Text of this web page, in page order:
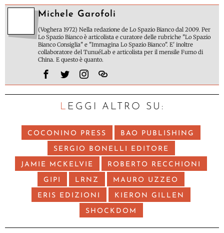
Michele Garofoli
(Voghera 1972) Nella redazione de Lo Spazio Bianco dal 2009. Per
Lo Spazio Bianco è articolista e curatore delle rubriche "Lo Spazio
Bianco Consiglia" e "Immagina Lo Spazio Bianco". E' inoltre
collaboratore del TunuéLab e articolista per il mensile Fumo di
China. E questo è quanto.
LEGGI ALTRO SU:
COCONINO PRESS BAO PUBLISHING
SERGIO BONELLI EDITORE
JAMIE MCKELVIE ROBERTO RECCHIONI
GIPI LRNZ MAURO UZZEO
ERIS EDIZIONI KIERON GILLEN
SHOCKDOM